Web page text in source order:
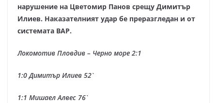
нарушение на Цветомир Панов срещу Димитър
Илиев. Наказателният удар бе преразгледан и от
системата ВАР.
Локомотив Пловдив – Черно море 2:1
1:0 Димитър Илиев 52`
1:1 Мишаел Алвес 76`